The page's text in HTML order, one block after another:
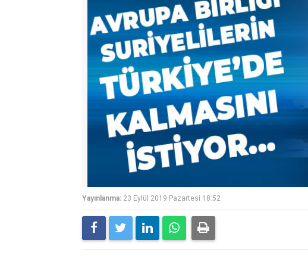
Yayınlanma: 23 Eylül 2019 Pazartesi 18:52